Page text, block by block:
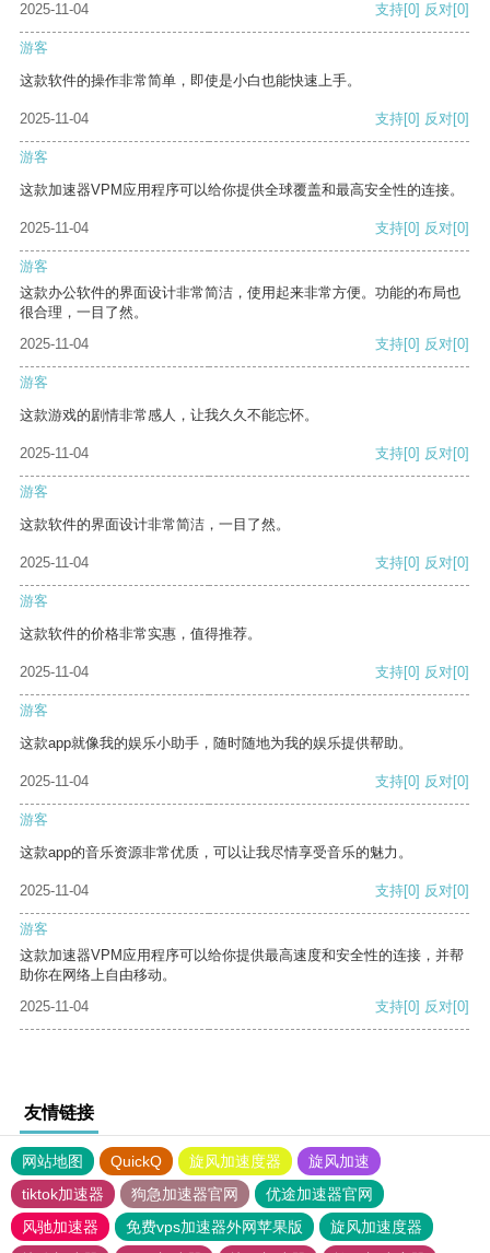
2025-11-04 支持[0] 反对[0]
游客
这款软件的操作非常简单，即使是小白也能快速上手。
2025-11-04 支持[0] 反对[0]
游客
这款加速器VPM应用程序可以给你提供全球覆盖和最高安全性的连接。
2025-11-04 支持[0] 反对[0]
游客
这款办公软件的界面设计非常简洁，使用起来非常方便。功能的布局也
很合理，一目了然。
2025-11-04
支持[0] 反对[0]
游客
这款游戏的剧情非常感人，让我久久不能忘怀。
2025-11-04 支持[0] 反对[0]
游客
这款软件的界面设计非常简洁，一目了然。
2025-11-04 支持[0] 反对[0]
游客
这款软件的价格非常实惠，值得推荐。
2025-11-04 支持[0] 反对[0]
游客
这款app就像我的娱乐小助手，随时随地为我的娱乐提供帮助。
2025-11-04 支持[0] 反对[0]
游客
这款app的音乐资源非常优质，可以让我尽情享受音乐的魅力。
2025-11-04 支持[0] 反对[0]
游客
这款加速器VPM应用程序可以给你提供最高速度和安全性的连接，并帮
助你在网络上自由移动。
2025-11-04
支持[0] 反对[0]
友情链接
网站地图 QuickQ 旋风加速度器
旋风加速
tiktok加速器
狗急加速器官网
优途加速器官网
风驰加速器
免费vps加速器外网苹果版
旋风加速度器